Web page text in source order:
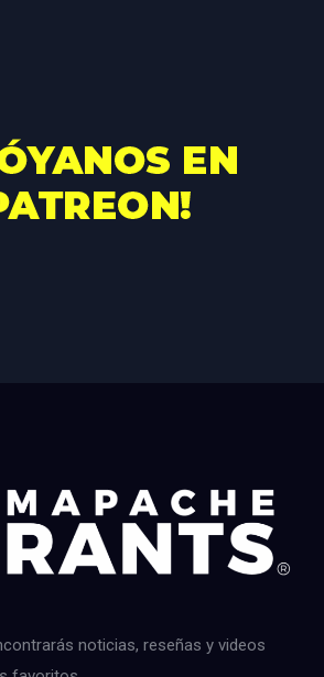
noticias, reseñas y videos